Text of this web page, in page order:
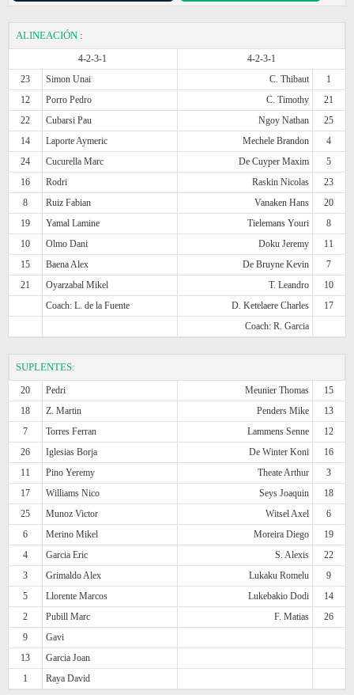
ALINEACIÓN :
4-2-3-1
4-2-3-1
23
Simon Unai C. Thibaut
1
12
Porro Pedro C. Timothy
21
22
Cubarsi Pau Ngoy Nathan
25
14
Laporte Aymeric Mechele Brandon
4
24
Cucurella Marc De Cuyper Maxim
5
16
Rodri Raskin Nicolas
23
8
Ruiz Fabian Vanaken Hans
20
19
Yamal Lamine Tielemans Youri
8
10
Olmo Dani Doku Jeremy
11
15
Baena Alex De Bruyne Kevin
7
21
Oyarzabal Mikel T. Leandro
10
Coach: L. de la Fuente
D. Ketelaere Charles
17
Coach: R. Garcia
SUPLENTES:
20 Pedri Meunier Thomas
15
18
Z. Martin Penders Mike
13
7
Torres Ferran Lammens Senne
12
26
Iglesias Borja De Winter Koni
16
11
Pino Yeremy Theate Arthur
3
17
Williams Nico Seys Joaquin
18
25
Munoz Victor Witsel Axel
6
6
Merino Mikel Moreira Diego
19
4
Garcia Eric S. Alexis
22
3
Grimaldo Alex Lukaku Romelu
9
5
Llorente Marcos Lukebakio Dodi
14
2
Pubill Marc F. Matias
26
9
Gavi
13
Garcia Joan
1
Raya David